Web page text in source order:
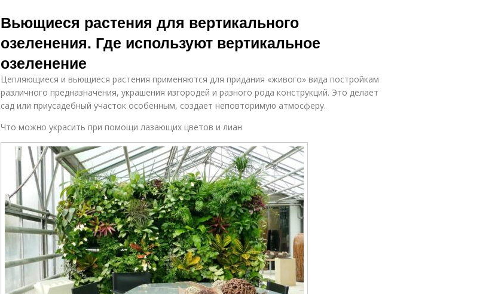
Вьющиеся растения для вертикального
озеленения. Где используют вертикальное
озеленение
Цепляющиеся и вьющиеся растения применяются для придания «живого» вида постройкам
различного предназначения, украшения изгородей и разного рода конструкций. Это делает
сад или приусадебный участок особенным, создает неповторимую атмосферу.
Что можно украсить при помощи лазающих цветов и лиан